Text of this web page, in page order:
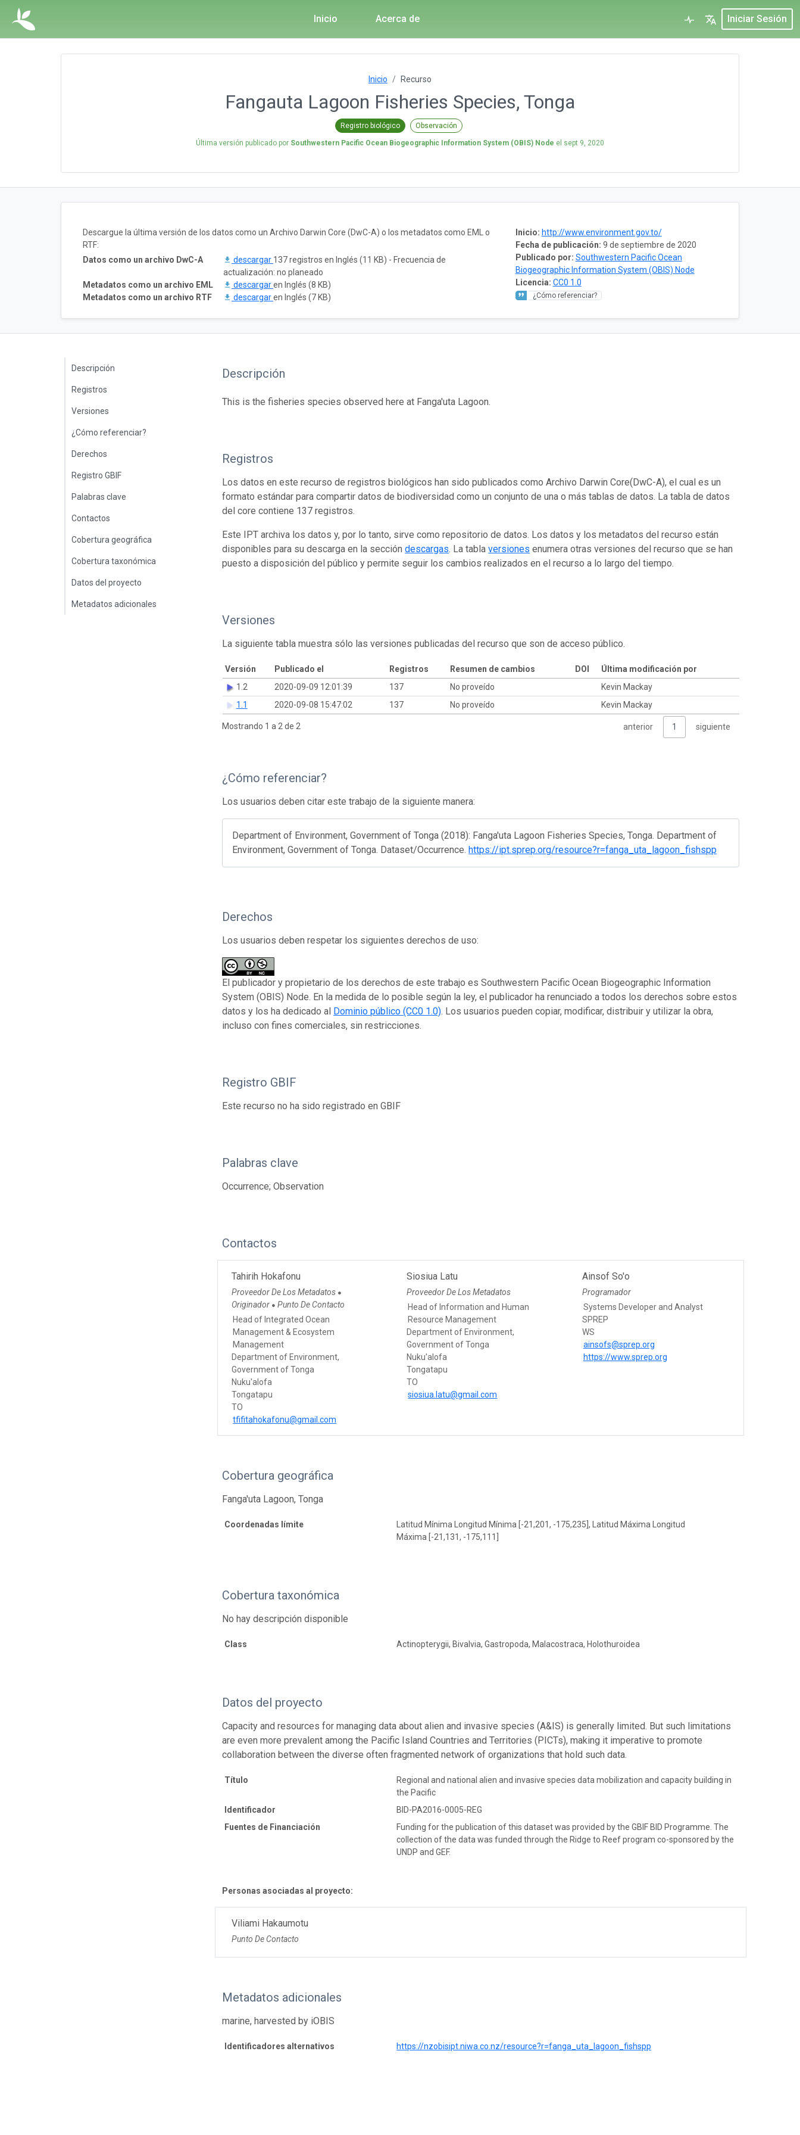
Inicio Acerca de Iniciar Sesión
Inicio Recurso
Fangauta Lagoon Fisheries Species, Tonga
Registro biológico Observación
Última versión publicado por Southwestern Pacific Ocean Biogeographic Information System (OBIS) Node el sept 9, 2020
Inicio: http://www.environment.gov.to/
Fecha de publicación: 9 de septiembre de 2020
Publicado por: Southwestern Pacific Ocean
Biogeographic Information System (OBIS) Node
Licencia: CC0 1.0
¿Cómo referenciar?
Descargue la última versión de los datos como un Archivo Darwin Core (DwC-A) o los metadatos como EML o
RTF:
Datos como un archivo DwC-A
descargar 137 registros en Inglés (11 KB) - Frecuencia de
actualización: no planeado
Metadatos como un archivo EML
descargaren Inglés (8 KB)
Metadatos como un archivo RTF
descargaren Inglés (7 KB)
Descripción
Registros
Versiones
¿Cómo referenciar?
Derechos
Registro GBIF
Palabras clave
Contactos
Cobertura geográfica
Cobertura taxonómica
Datos del proyecto
Metadatos adicionales
Descripción
This is the fisheries species observed here at Fanga'uta Lagoon.
Registros
Los datos en este recurso de registros biológicos han sido publicados como Archivo Darwin Core(DwC-A), el cual es un
formato estándar para compartir datos de biodiversidad como un conjunto de una o más tablas de datos. La tabla de datos
del core contiene 137 registros.
Este IPT archiva los datos y, por lo tanto, sirve como repositorio de datos. Los datos y los metadatos del recurso están
disponibles para su descarga en la seccióndescargas. La tablaversiones enumera otras versiones del recurso que se han
puesto a disposición del público y permite seguir los cambios realizados en el recurso a lo largo del tiempo.
Versiones
La siguiente tabla muestra sólo las versiones publicadas del recurso que son de acceso público.
Versión Publicado el Registros Resumen de cambios DOI
Última modificación por
1.2
2020-09-09 12:01:39 137 No proveído
Kevin Mackay
1.1
2020-09-08 15:47:02 137 No proveído Kevin Mackay
Mostrando 1 a 2 de 2 anterior 1 siguiente
¿Cómo referenciar?
Los usuarios deben citar este trabajo de la siguiente manera:
Department of Environment, Government of Tonga (2018): Fanga'uta Lagoon Fisheries Species, Tonga. Department of
Environment, Government of Tonga. Dataset/Occurrence. https://ipt.sprep.org/resource?r=fanga_uta_lagoon_fishspp
Derechos
Los usuarios deben respetar los siguientes derechos de uso:
El publicador y propietario de los derechos de este trabajo es Southwestern Pacific Ocean Biogeographic Information
System (OBIS) Node. En la medida de lo posible según la ley, el publicador ha renunciado a todos los derechos sobre estos
datos y los ha dedicado al Dominio público (CC0 1.0). Los usuarios pueden copiar, modificar, distribuir y utilizar la obra,
incluso con fines comerciales, sin restricciones.
Registro GBIF
Este recurso no ha sido registrado en GBIF
Palabras clave
Occurrence; Observation
Contactos
Tahirih Hokafonu
Proveedor De Los Metadatos ●
Originador ● Punto De Contacto
Head of Integrated Ocean
Management & Ecosystem
Management
Department of Environment,
Government of Tonga
Nuku'alofa
Tongatapu
TO
tfifitahokafonu@gmail.com
Siosiua Latu
Proveedor De Los Metadatos
Head of Information and Human
Resource Management
Department of Environment,
Government of Tonga
Nuku'alofa
Tongatapu
TO
siosiua.latu@gmail.com
Ainsof So'o
Programador
Systems Developer and Analyst
SPREP
WS
ainsofs@sprep.org
https://www.sprep.org
Cobertura geográfica
Fanga'uta Lagoon, Tonga
Coordenadas límite
Latitud Mínima Longitud Mínima [-21,201, -175,235], Latitud Máxima Longitud
Máxima [-21,131, -175,111]
Cobertura taxonómica
No hay descripción disponible
Class Actinopterygii, Bivalvia, Gastropoda, Malacostraca, Holothuroidea
Datos del proyecto
Capacity and resources for managing data about alien and invasive species (A&IS) is generally limited. But such limitations
are even more prevalent among the Pacific Island Countries and Territories (PICTs), making it imperative to promote
collaboration between the diverse often fragmented network of organizations that hold such data.
Título
Regional and national alien and invasive species data mobilization and capacity building in
the Pacific
Identificador
BID-PA2016-0005-REG
Fuentes de Financiación
Funding for the publication of this dataset was provided by the GBIF BID Programme. The
collection of the data was funded through the Ridge to Reef program co-sponsored by the
UNDP and GEF.
Personas asociadas al proyecto:
Viliami Hakaumotu
Punto De Contacto
Metadatos adicionales
marine, harvested by iOBIS
Identificadores alternativos https://nzobisipt.niwa.co.nz/resource?r=fanga_uta_lagoon_fishspp